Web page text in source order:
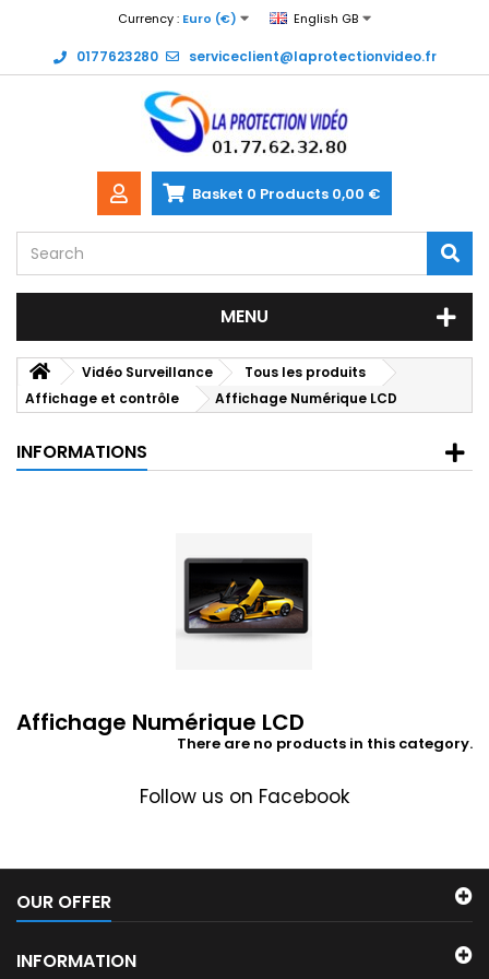
Currency : Euro (€) English GB
0177623280 serviceclient@laprotectionvideo.fr
Basket 0 Products 0,00 €
MENU
Vidéo Surveillance
Tous les produits
Affichage et contrôle
Affichage Numérique LCD
INFORMATIONS
Affichage Numérique LCD
There are no products in this category.
Follow us on Facebook
OUR OFFER
INFORMATION